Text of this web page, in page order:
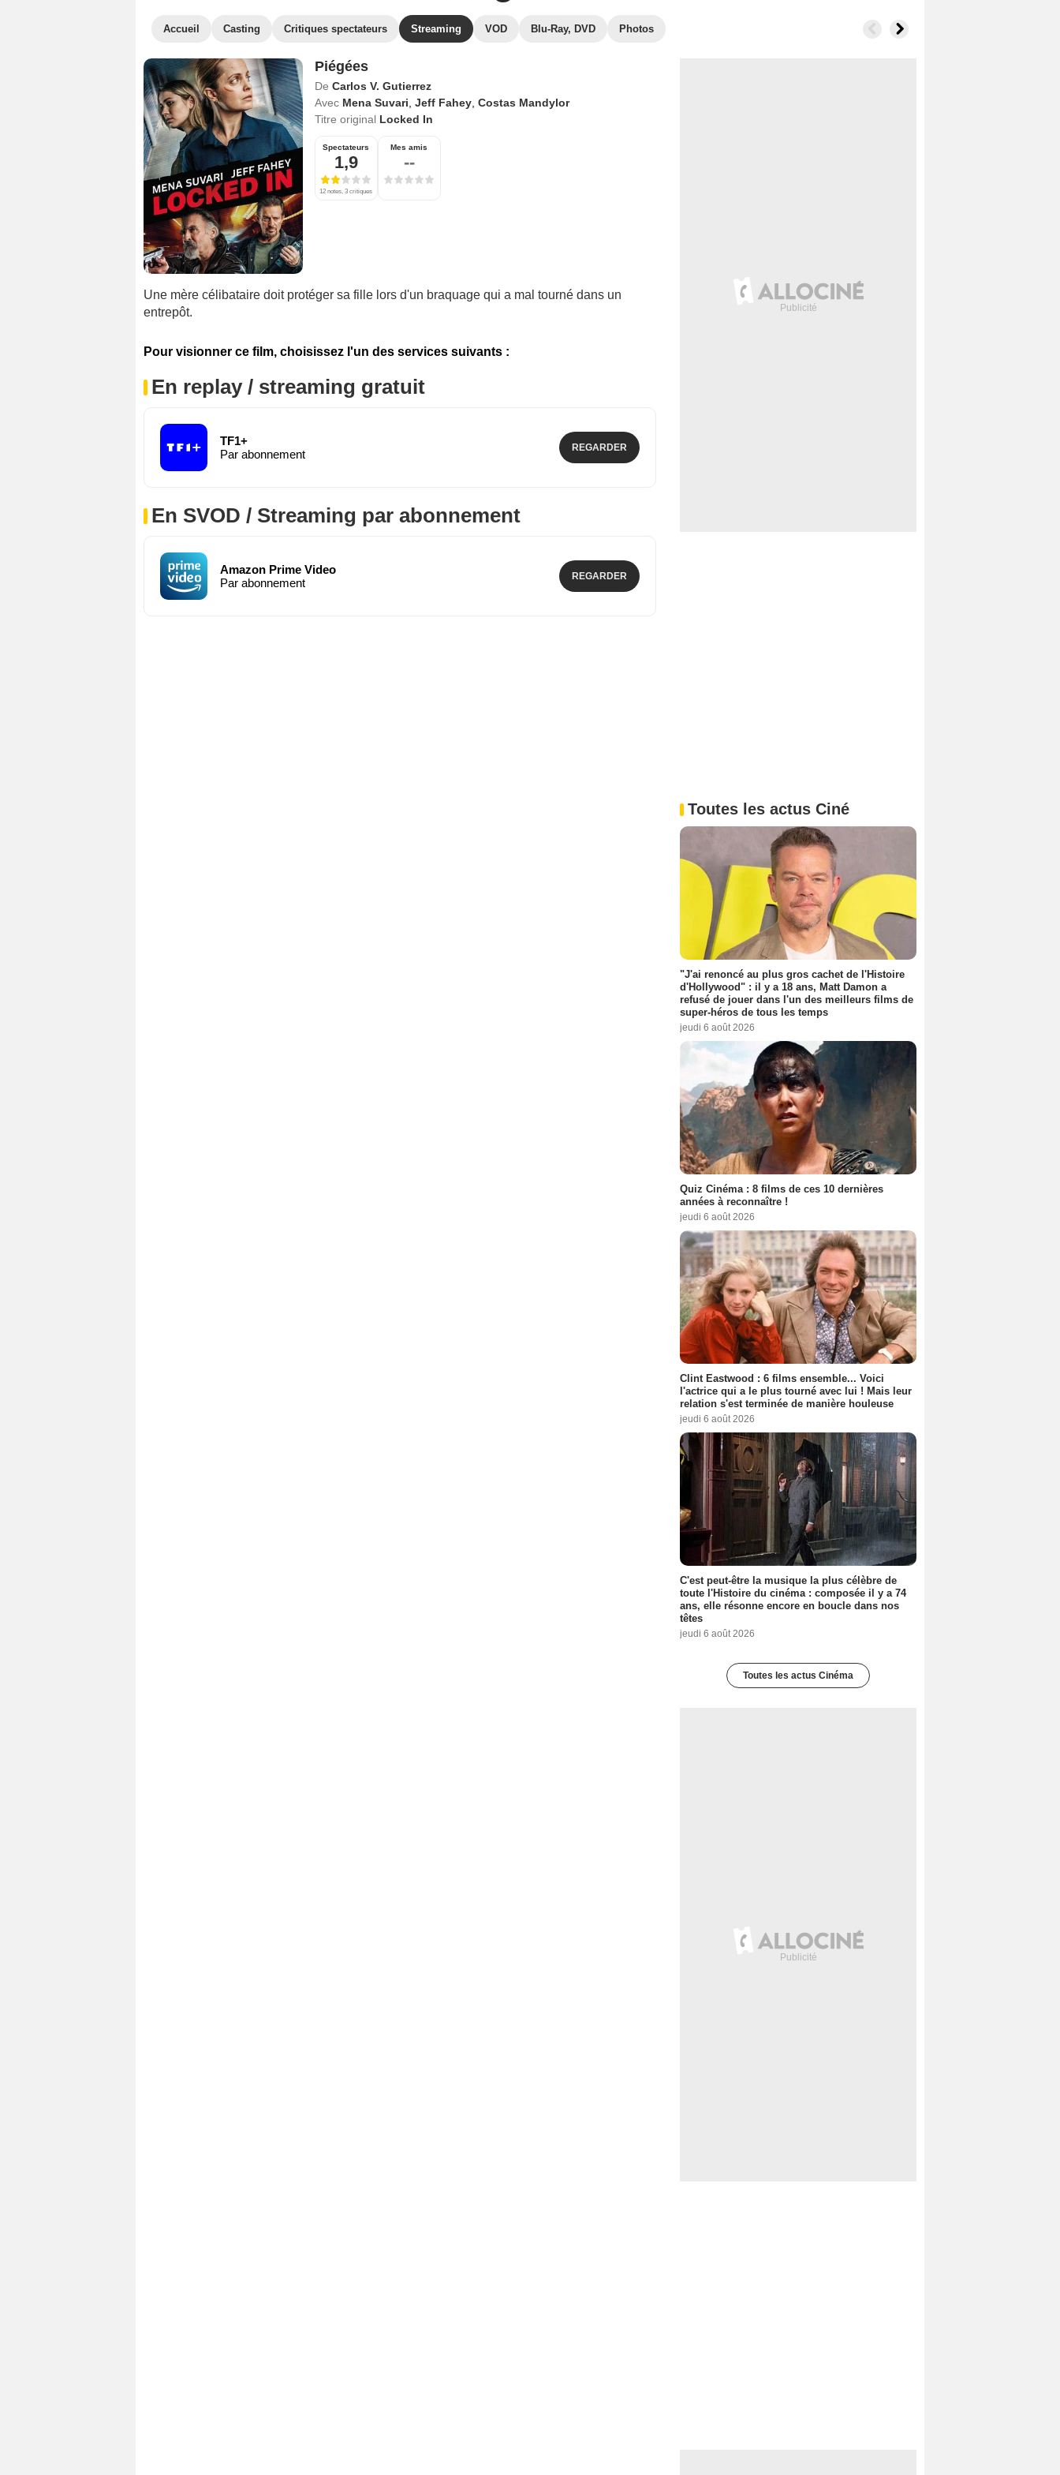
Accueil Casting Critiques spectateurs Streaming VOD Blu-Ray, DVD Photos
Piégées
De Carlos V. Gutierrez
Avec Mena Suvari Jeff Fahey, Costas Mandylor
Titre original Locked In
Spectateurs
1,9
12 notes, 3 critiques
Mes amis
--
Une mère célibataire doit protéger sa fille lors d'un braquage qui a mal tourné dans un
entrepôt.
Pour visionner ce film, choisissez l'un des services suivants :
En replay / streaming gratuit
TF1+
Par abonnement
REGARDER
En SVOD / Streaming par abonnement
Amazon Prime Video
Par abonnement
REGARDER
Toutes les actus Ciné
"J'ai renoncé au plus gros cachet de l'Histoire
d'Hollywood" : il y a 18 ans, Matt Damon a
refusé de jouer dans l'un des meilleurs films de
super-héros de tous les temps
jeudi 6 août 2026
Quiz Cinéma : 8 films de ces 10 dernières
années à reconnaître !
jeudi 6 août 2026
Clint Eastwood : 6 films ensemble... Voici
l'actrice qui a le plus tourné avec lui ! Mais leur
relation s'est terminée de manière houleuse
jeudi 6 août 2026
C'est peut-être la musique la plus célèbre de
toute l'Histoire du cinéma : composée il y a 74
ans, elle résonne encore en boucle dans nos
têtes
jeudi 6 août 2026
Toutes les actus Cinéma